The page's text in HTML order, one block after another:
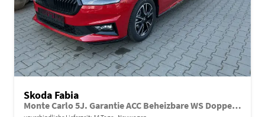
Skoda Fabia
Monte Carlo 5J. Garantie ACC Beheizbare WS Doppelter Kofferraumboden Klimaauto 16 Zoll LM Bi-LED Kamera Kessy